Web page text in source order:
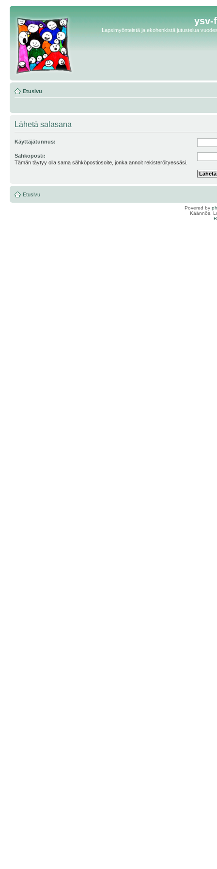
ysv-
Lapsimyönteistä ja ekohenkistä jutustelua
Etusivu
Lähetä salasana
Käyttäjätunnus:
Sähköposti:
Tämän täytyy olla sama sähköpostiosoite, jonka annoit rekisteröityessäsi.
Etusivu
Povered by
Käännös,